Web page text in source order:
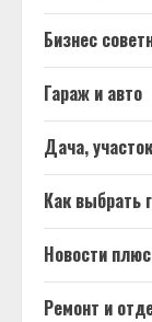
Бизнес
Гараж и авто
Дача, участок
Как выбрать
Новости плюс
Ремонт и